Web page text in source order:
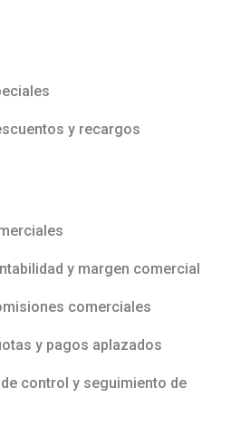
y recargos
y margen comercial
comerciales
y pagos aplazados
control y seguimiento de